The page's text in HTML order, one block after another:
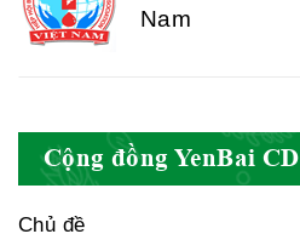
Nam
Cục quản lý y
BYT
Cộng đồng YenBai
Chủ đề